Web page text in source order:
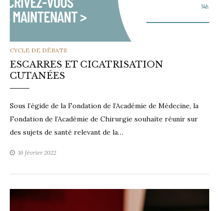
CATEGORIES
CYCLE DE DÉBATS
ESCARRES ET CICATRISATION
CUTANÉES
Sous l’égide de la Fondation de l’Académie de Médecine, la
Fondation de l’Académie de Chirurgie souhaite réunir sur
des sujets de santé relevant de la…
16 février 2022